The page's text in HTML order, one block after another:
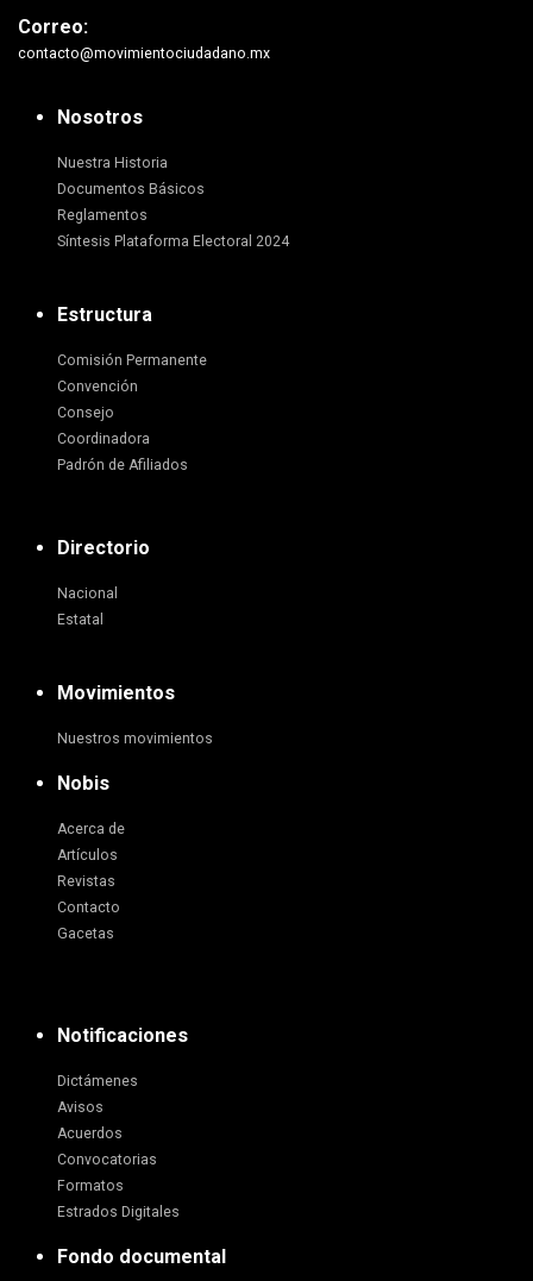
Correo:
contacto@movimientociudadano.mx
Nosotros
Nuestra Historia
Documentos Básicos
Reglamentos
Síntesis Plataforma Electoral 2024
Estructura
Comisión Permanente
Convención
Consejo
Coordinadora
Padrón de Afiliados
Directorio
Nacional
Estatal
Movimientos
Nuestros movimientos
Nobis
Acerca de
Artículos
Revistas
Contacto
Gacetas
Notificaciones
Dictámenes
Avisos
Acuerdos
Convocatorias
Formatos
Estrados Digitales
Fondo documental